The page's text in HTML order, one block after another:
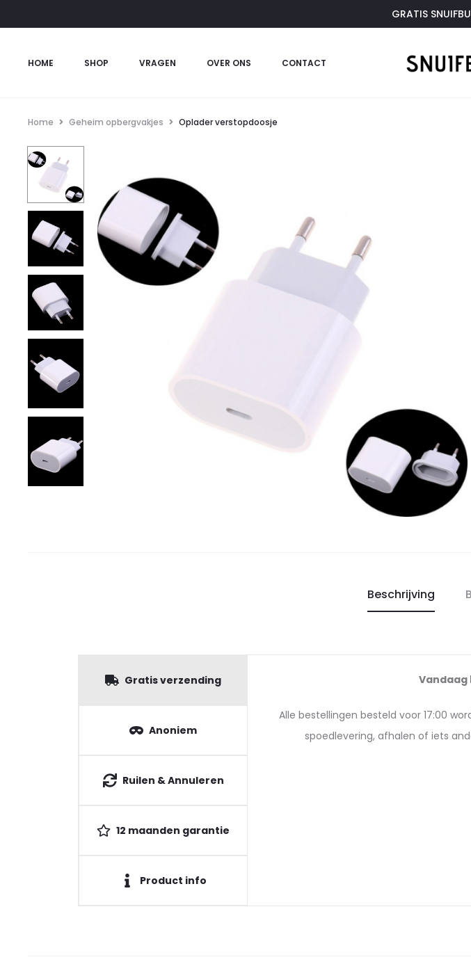
GRATIS
HOME SHOP VRAGEN OVER ONS CONTACT
Home Geheim opbergvakjes Oplader verstopdoosje
Beschrijving
Gratis verzending
Anoniem
Ruilen & Annuleren
12 maanden garantie
Product info
Vandaag
Alle bestellingen besteld voor 17:00
spoedlevering, afhalen of iets